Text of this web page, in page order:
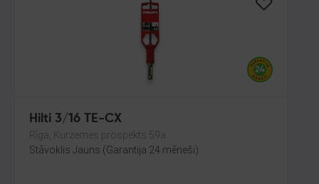
Hilti 3/16 TE-CX
Rīga, Kurzemes prospekts 59a
Stāvoklis Jauns (Garantija 24 mēneši)